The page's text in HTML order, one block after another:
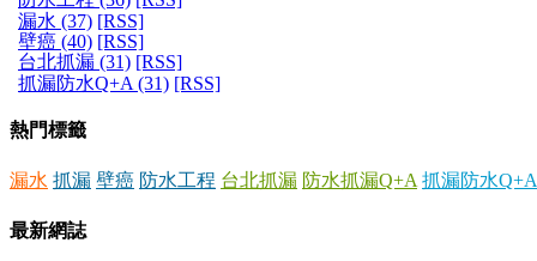
漏水 (37) [RSS]
壁癌 (40) [RSS]
台北抓漏 (31) [RSS]
抓漏防水Q+A (31) [RSS]
熱門標籤
漏水 抓漏 壁癌 防水工程 台北抓漏 防水抓漏Q+A 抓漏防水Q+A
最新網誌